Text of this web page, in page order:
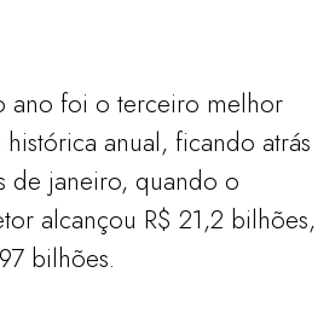
ano foi o terceiro melhor
anual, ficando atrás
de janeiro, quando o
alcançou R$ 21,2 bilhões,
bilhões.